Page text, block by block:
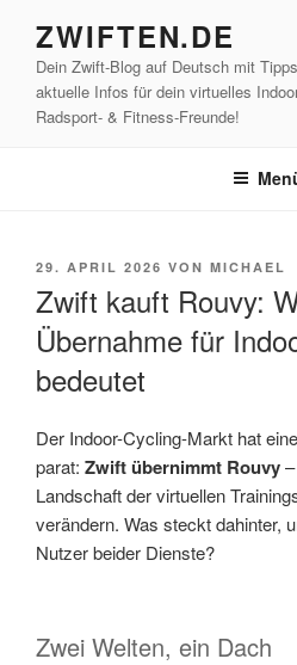
Inhalt
springen
ZWIFTEN.DE
Dein Zwift-Blog auf Deutsch mit
aktuelle Infos für dein virtuelles
Radsport- & Fitness-Freunde!
VERÖFFENTLICHT
29. APRIL 2026 VON MICHAEL
Zwift kauft Rouvy:
Übernahme für
bedeutet
Der Indoor-Cycling-Markt hat
parat: Zwift übernimmt Rouvy
Landschaft der virtuellen
verändern. Was steckt dahinter,
Nutzer beider Dienste?
Zwei Welten, ein Dach